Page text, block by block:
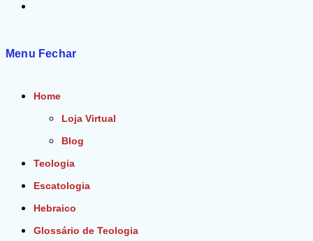
Menu Fechar
Home
Loja Virtual
Blog
Teologia
Escatologia
Hebraico
Glossário de Teologia